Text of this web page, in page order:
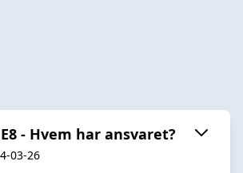
E8 - Hvem har ansvaret?
03-26